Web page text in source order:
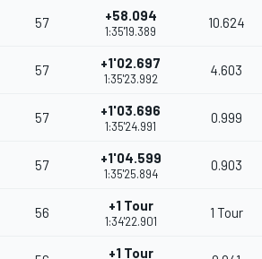
57 +58.094
1:35'19.389
10.624
57 +1'02.697
1:35'23.992
4.603
57 +1'03.696
1:35'24.991
0.999
57 +1'04.599
1:35'25.894
0.903
56 +1 Tour
1:34'22.901
1 Tour
+1 Tour